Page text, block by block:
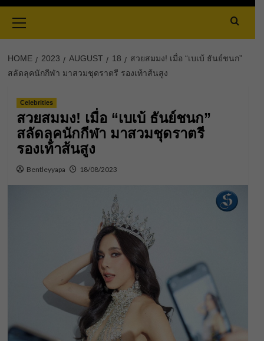
Menu
HOME 2023 AUGUST 18
สวยสมมง! เมื่อ “เบเบ้ ธันย์ชนก”
สลัดลุคนักกีฬา มาสวมชุดราตรี รองเท้าส้นสูง
Celebrities
สวยสมมง! เมื่อ “เบเบ้ ธันย์ชนก”
สลัดลุคนักกีฬา มาสวมชุดราตรี
รองเท้าส้นสูง
Bentleyyapa 18/08/2023